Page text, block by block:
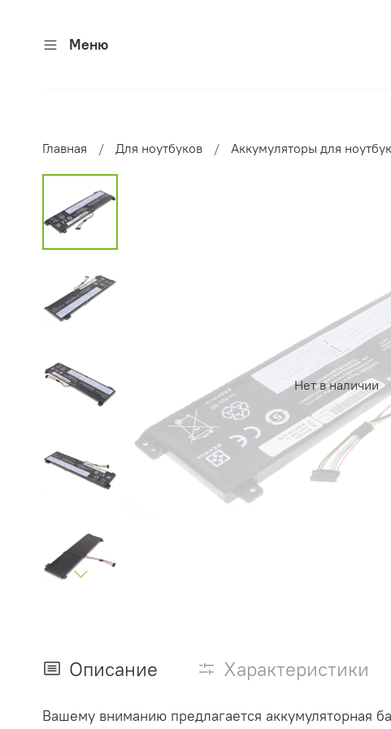
Меню
Главная Для ноутбуков Аккумуляторы для
Нет в наличии
Описание Характеристики
Вашему вниманию предлагается аккумуляторная